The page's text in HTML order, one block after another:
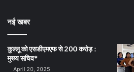
नई खबर
कुल्लू को एसडीएमएफ से 200 करोड़ :
मुख्य सचिव*
April 20, 2025